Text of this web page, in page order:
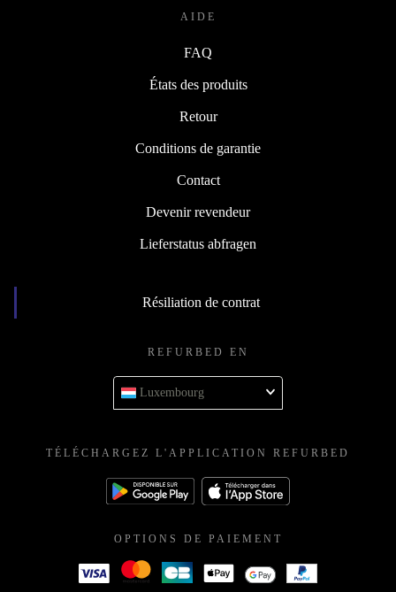
AIDE
FAQ
États des produits
Retour
Conditions de garantie
Contact
Devenir revendeur
Lieferstatus abfragen
Résiliation de contrat
REFURBED EN
Luxembourg
TÉLÉCHARGEZ L'APPLICATION REFURBED
OPTIONS DE PAIEMENT